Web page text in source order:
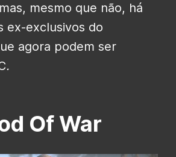
mesmo que não, há
ex-exclusivos do
agora podem ser
.
Of War